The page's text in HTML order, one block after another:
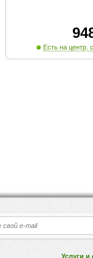
Есть на центр.
Услуги и